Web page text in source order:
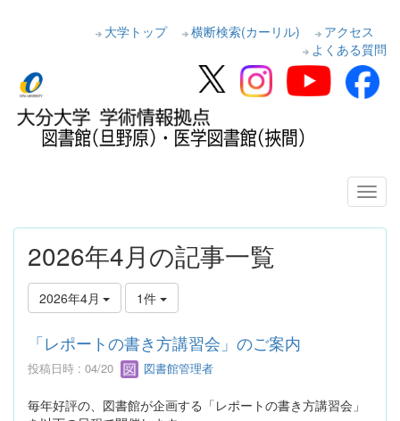
大学トップ 横断検索(カーリル)
アクセス
よくある質問
2026年4月の記事一覧
2026年4月 1件
「レポートの書き方講習会」のご案内
投稿日時 : 04/20 図書館管理者
毎年好評の、図書館が企画する「レポートの書き方講習会」